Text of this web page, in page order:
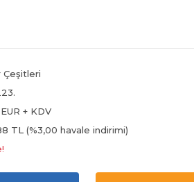
Çeşitleri
+ KDV
TL (%3,00 havale indirimi)